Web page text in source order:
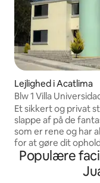
Lejlighed i Acatlima
Blw 1 Villa
Huajuapan
Et sikkert og privat
slappe af på de
som er rene og har
for at gøre dit
tilfredsstillende
er på arbejde,
beliggende over
Populære